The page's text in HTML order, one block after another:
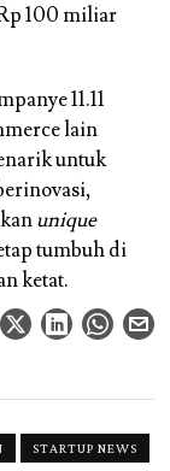
100 miliar
11.11
lain
untuk
unique
tumbuh di
ketat.
STARTUP NEWS